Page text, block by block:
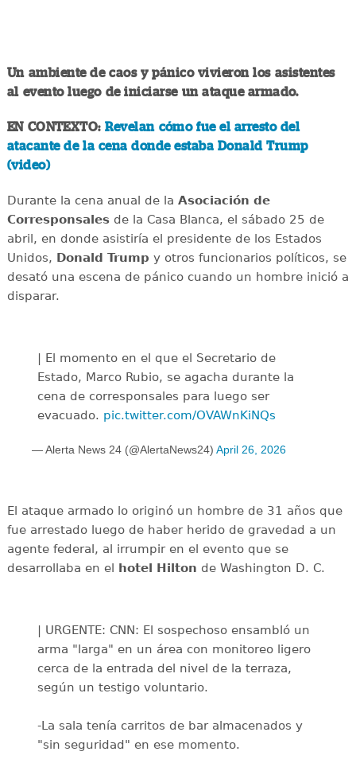
Un ambiente de caos y pánico vivieron los asistentes
al evento luego de iniciarse un ataque armado.
EN CONTEXTO: Revelan cómo fue el arresto del
atacante de la cena donde estaba Donald Trump
(video)
Durante la cena anual de la Asociación de
Corresponsalesde la Casa Blanca, el sábado 25 de
abril, en donde asistiría el presidente de los Estados
Unidos, Donald Trump y otros funcionarios políticos, se
desató una escena de pánico cuando un hombre inició a
disparar.
| El momento en el que el Secretario de
Estado, Marco Rubio, se agacha durante la
cena de corresponsales para luego ser
evacuado. pic.twitter.com/OVAWnKiNQs
— Alerta News 24 (@AlertaNews24) April 26, 2026
El ataque armado lo originó un hombre de 31 años que
fue arrestado luego de haber herido de gravedad a un
agente federal, al irrumpir en el evento que se
desarrollaba en el hotel Hilton de Washington D. C.
| URGENTE: CNN: El sospechoso ensambló un
arma "larga" en un área con monitoreo ligero
cerca de la entrada del nivel de la terraza,
según un testigo voluntario.
-La sala tenía carritos de bar almacenados y
"sin seguridad" en ese momento.